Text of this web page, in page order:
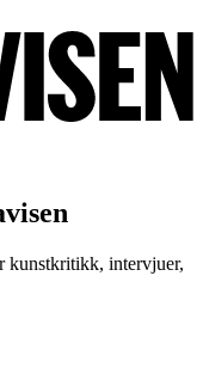
kunstkritikk, intervjuer,